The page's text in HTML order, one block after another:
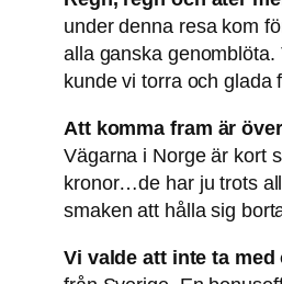
under denna resa kom
alla ganska
kunde vi torra och glada
Att komma fram är
Vägarna i Norge är kort
kronor…de har ju trots
smaken att hålla sig
Vi valde att inte ta med